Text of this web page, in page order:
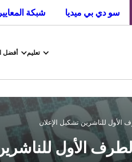
سو دي بي ميديا شبكة المعايير
تعليم أفضل
الأول للناشرين تشكيل الإعلان
الأول